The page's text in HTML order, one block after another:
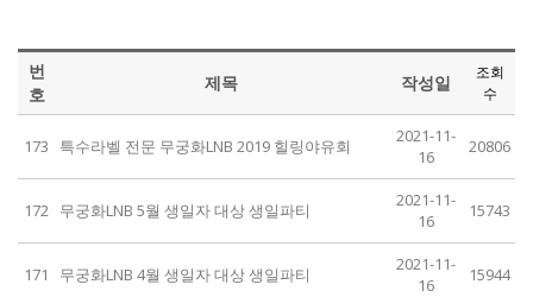
번
호
제목 작성일
조회
수
173 특수라벨 전문 무궁화LNB 2019 힐링야유회
2021-11-
16
20806
172 무궁화LNB 5월 생일자 대상 생일파티
2021-11-
16
15743
171 무궁화LNB 4월 생일자 대상 생일파티
2021-11-
16
15944